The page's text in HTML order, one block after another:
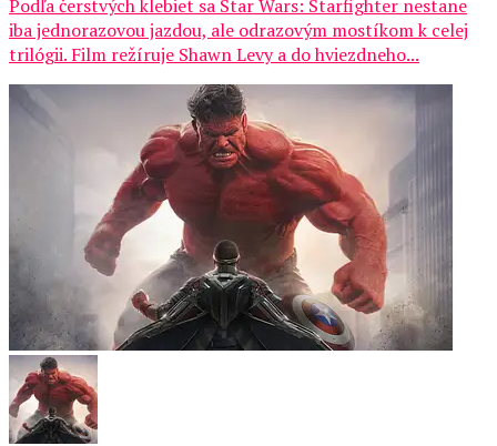
Podľa čerstvých klebiet sa Star Wars: Starfighter nestane
iba jednorazovou jazdou, ale odrazovým mostíkom k celej
trilógii. Film režíruje Shawn Levy a do hviezdneho...